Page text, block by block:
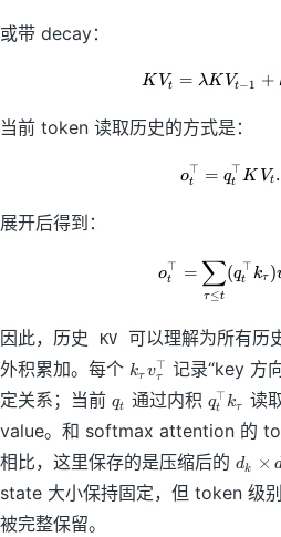
或带 decay：
K Vt = λK Vt−1 +
当前 token 读取历史的方式是：
ot
⊤ = qt
⊤K Vt .
展开后得到：
ot
⊤ =
τ≤t
∑(qt
⊤kτ )
因此，历史 KV
可以理解为所有
外积累加。每个 k
\
t
a
u
v
kτ vτ
⊤ 记录“key 方
定关系；当前 q
_
t
qt 通过内积 q
_
t
^
t
qt
⊤kτ
读
value。和 softmax attention 的
相比，这里保存的是压缩后的 d
k
dk ×
state 大小保持固定，但 token 级
被完整保留。